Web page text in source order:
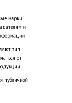
марки
и
тип
от
публичной